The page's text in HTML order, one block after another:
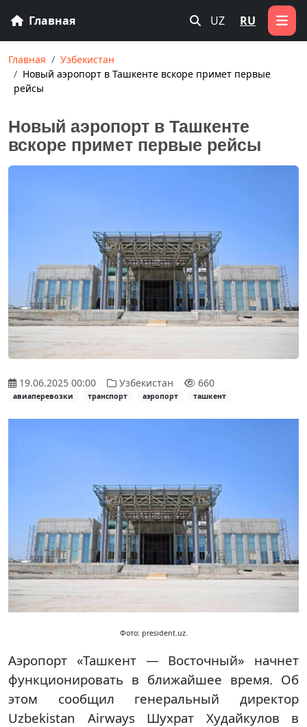
Главная UZ RU
Главная
Узбекистан
Новый аэропорт в Ташкенте вскоре примет первые
рейсы
Новый аэропорт в Ташкенте
вскоре примет первые рейсы
19.06.2025 00:00 Узбекистан 660
авиаперевозки транспорт аэропорт ташкент
Фото: president.uz.
Аэропорт «Ташкент — Восточный» начнет
функционировать в ближайшее время. Об
этом сообщил генеральный директор
Uzbekistan Airways Шухрат Худайкулов в